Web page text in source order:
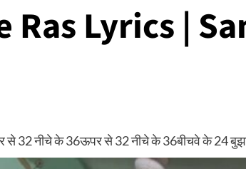
Ras Lyrics |
32 नीचे के 36ऊपर से 32 नीचे के 36बीचवे के 24 बुझाता